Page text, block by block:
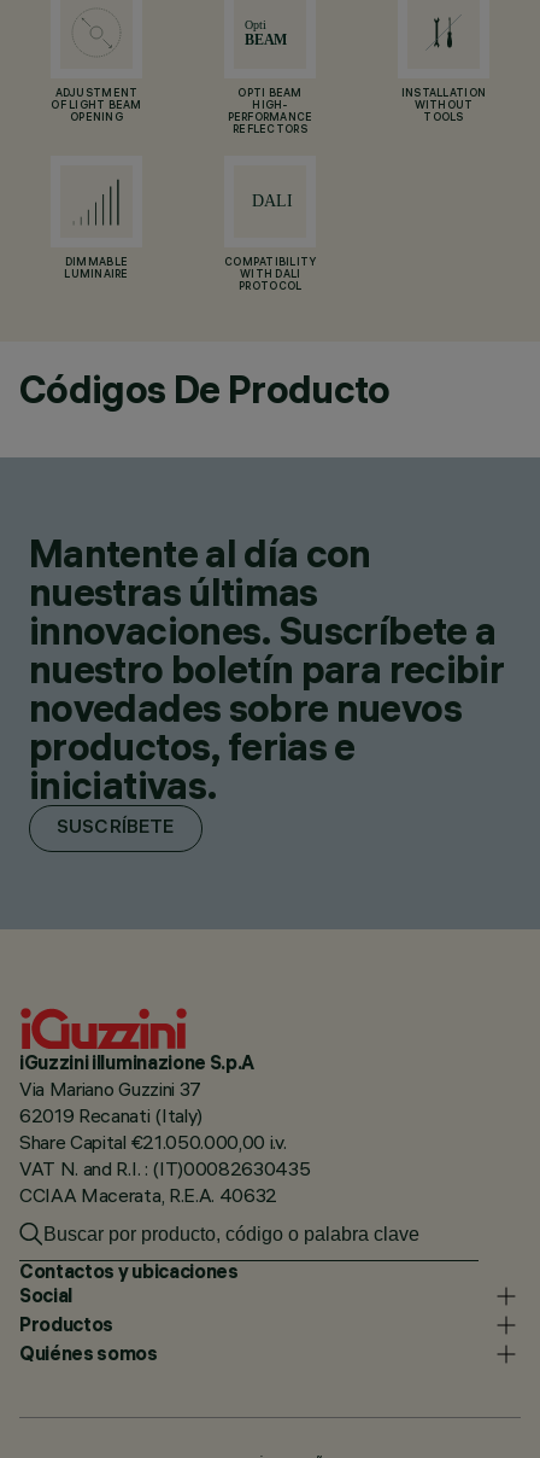
ADJUSTMENT
OF LIGHT BEAM
OPENING
OPTI BEAM
HIGH-
PERFORMANCE
REFLECTORS
INSTALLATION
WITHOUT
TOOLS
DIMMABLE
LUMINAIRE
COMPATIBILITY
WITH DALI
PROTOCOL
Códigos De Producto
Mantente al día con
nuestras últimas
innovaciones. Suscríbete a
nuestro boletín para recibir
novedades sobre nuevos
productos, ferias e
iniciativas.
SUSCRÍBETE
iGuzzini illuminazione S.p.A
Via Mariano Guzzini 37
62019 Recanati (Italy)
Share Capital €21.050.000,00 i.v.
VAT N. and R.I. : (IT)00082630435
CCIAA Macerata, R.E.A. 40632
Contactos y ubicaciones
Social
Productos
Quiénes somos